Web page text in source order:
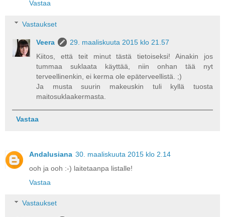
Vastaa
Vastaukset
Veera
29. maaliskuuta 2015 klo 21.57
Kiitos, että teit minut tästä tietoiseksi! Ainakin jos
tummaa suklaata käyttää, niin onhan tää nyt
terveellinenkin, ei kerma ole epäterveellistä. ;)
Ja musta suurin makeuskin tuli kyllä tuosta
maitosuklaakermasta.
Vastaa
Andalusiana 30. maaliskuuta 2015 klo 2.14
ooh ja ooh :-) laitetaanpa listalle!
Vastaa
Vastaukset